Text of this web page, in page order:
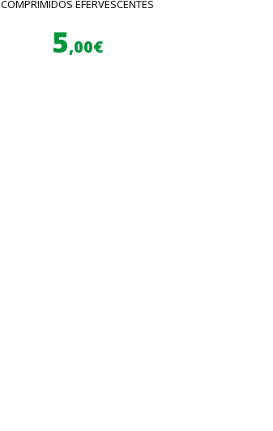
COMPRIMIDOS EFERVESCENTES
5,00€